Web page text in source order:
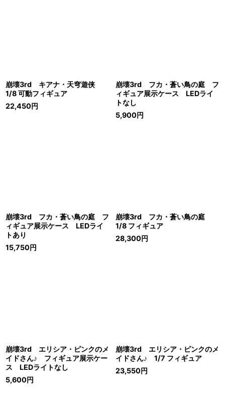
崩壊3rd キアナ・天穹遊侠
1/8 可動フィギュア
22,450円
崩壊3rd フカ・蒼い鳥の庭 フ
ィギュア展示ケース LEDライ
トなし
5,900円
崩壊3rd フカ・蒼い鳥の庭 フ
ィギュア展示ケース LEDライ
トあり
15,750円
崩壊3rd フカ・蒼い鳥の庭
1/8 フィギュア
28,300円
崩壊3rd エリシア・ピンクのメ
イドさん♪ フィギュア展示ケー
ス LEDライトなし
5,600円
崩壊3rd エリシア・ピンクのメ
イドさん♪ 1/7 フィギュア
23,550円